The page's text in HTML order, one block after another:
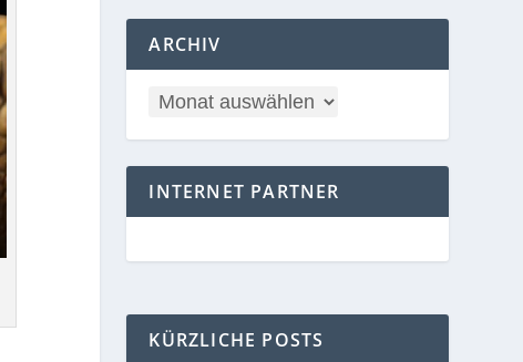
ARCHIV
INTERNET PARTNER
KÜRZLICHE POSTS